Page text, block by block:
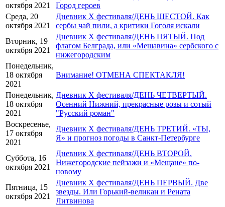
октября 2021
Город героев
Среда, 20
октября 2021
Дневник X фестиваля/ДЕНЬ ШЕСТОЙ. Как
сербы чай пили, а критики Гоголя искали
Вторник, 19
октября 2021
Дневник X фестиваля/ДЕНЬ ПЯТЫЙ. Под
флагом Белграда, или «Мешавина» сербского с
нижегородским
Понедельник,
18 октября
2021
Внимание! ОТМЕНА СПЕКТАКЛЯ!
Понедельник,
18 октября
2021
Дневник X фестиваля/ДЕНЬ ЧЕТВЕРТЫЙ.
Осенний Нижний, прекрасные розы и сотый
"Русский роман"
Воскресенье,
17 октября
2021
Дневник X фестиваля/ДЕНЬ ТРЕТИЙ. «ТЫ,
Я» и прогноз погоды в Санкт-Петербурге
Суббота, 16
октября 2021
Дневник X фестиваля/ДЕНЬ ВТОРОЙ.
Нижегородские пейзажи и «Мещане» по-
новому
Пятница, 15
октября 2021
Дневник X фестиваля/ДЕНЬ ПЕРВЫЙ. Две
звезды. Или Горький-великан и Рената
Литвинова